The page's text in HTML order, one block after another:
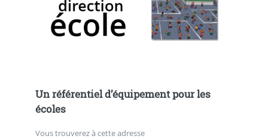
Un référentiel d’équipement pour les
écoles
Vous trouverez à cette adresse